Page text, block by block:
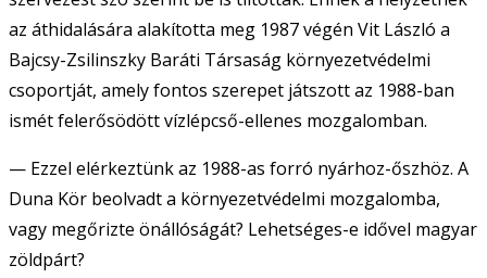
az áthidalására alakította meg 1987 végén Vit László a
Bajcsy-Zsilinszky Baráti Társaság környezetvédelmi
csoportját, amely fontos szerepet játszott az 1988-ban
ismét felerősödött vízlépcső-ellenes mozgalomban.
— Ezzel elérkeztünk az 1988-as forró nyárhoz-őszhöz. A
Duna Kör beolvadt a környezetvédelmi mozgalomba,
vagy megőrizte önállóságát? Lehetséges-e idővel magyar
zöldpárt?